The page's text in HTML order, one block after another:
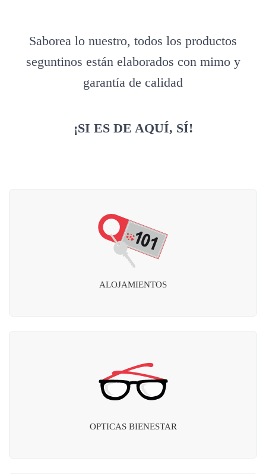
Saborea lo nuestro, todos los productos
seguntinos están elaborados con mimo y
garantía de calidad
¡SI ES DE AQUÍ, SÍ!
ALOJAMIENTOS
OPTICAS BIENESTAR